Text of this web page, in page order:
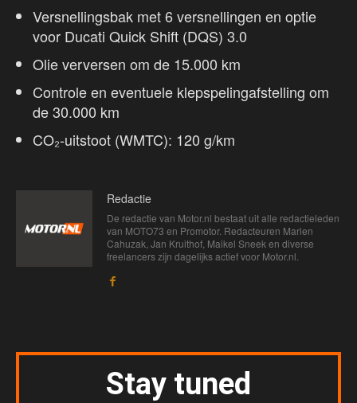
Versnellingsbak met 6 versnellingen en optie
voor Ducati Quick Shift (DQS) 3.0
Olie verversen om de 15.000 km
Controle en eventuele klepspelingafstelling om
de 30.000 km
CO₂-uitstoot (WMTC): 120 g/km
Redactie
De redactie van Motor.nl bestaat uit alle redactieleden
van MOTO73 en Promotor. Redacteuren Marien
Cahuzak, Jan Kruithof, Maikel Sneek en diverse
freelancers zijn dagelijks actief voor Motor.nl.
Stay tuned